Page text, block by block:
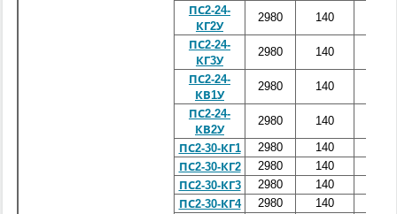
ПС2-24-
КГ2У
2980 140
ПС2-24-
КГ3У
2980 140
ПС2-24-
КВ1У
2980 140
ПС2-24-
КВ2У
2980 140
ПС2-30-КГ1 2980 140
ПС2-30-КГ2
2980 140
ПС2-30-КГ3
2980 140
ПС2-30-КГ4
2980 140